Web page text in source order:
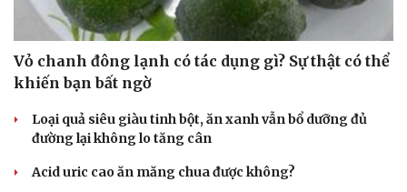
Tư vấn
Săn Tour
check-in
Câu chuyện thời sự
Đọc truyện đêm khuya
Cửa sổ tình yêu
Vỏ chanh đông lạnh có tác dụng gì? Sự thật có thể
khiến bạn bất ngờ
Loại quả siêu giàu tinh bột, ăn xanh vẫn bổ dưỡng đủ
đường lại không lo tăng cân
Acid uric cao ăn măng chua được không?